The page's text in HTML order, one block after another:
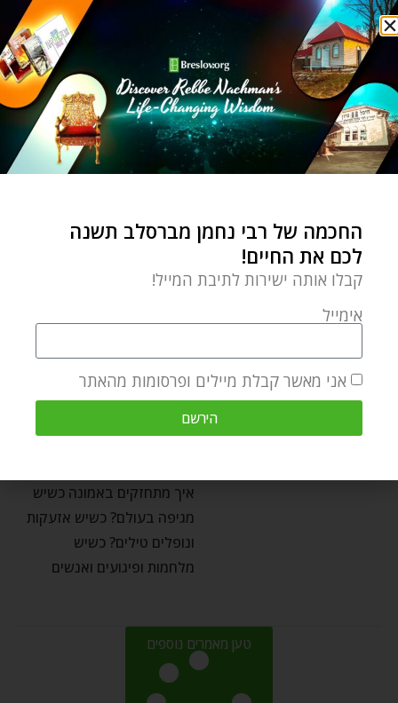
ממוקד
רבי נחמן
מדברים כל הדרך הביתה
by Yehudis Golshevsky
יולי 3, 2022
אל הבנק ויש את אלה
ברסלבפדיה - שאלות ותשובות
איך אפשר להתחזק
באמונה?
byOzer Bergman
איך מתחזקים באמונה כשיש
מגיפה בעולם? כשיש אזעקות
ונופלים טילים? כשיש
מלחמות ופיגועים ואנשים
טען מאמרים נוספים
החכמה של רבי נחמן מברסלב תשנה
לכם את החיים!
קבלו אותה ישירות לתיבת המייל!
אימייל
אני מאשר קבלת מיילים ופרסומות מהאתר
הירשם